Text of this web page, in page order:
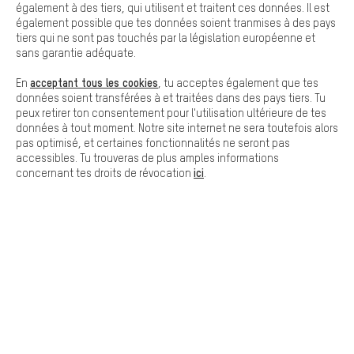
LIVRAISON RAPIDE
Les cookies de base garantissent que tu puisses utiliser les
fonctions de notre site web.
également à des tiers, qui utilisent et traitent ces données. Il est
également possible que tes données soient tranmises à des pays
tiers qui ne sont pas touchés par la législation européenne et
sans garantie adéquate.
En acceptant tous les cookies , tu acceptes également que tes
données soient transférées à et traitées dans des pays tiers. Tu
peux retirer ton consentement pour l'utilisation ultérieure de tes
données à tout moment. Notre site internet ne sera toutefois alors
pas optimisé, et certaines fonctionnalités ne seront pas
accessibles. Tu trouveras de plus amples informations
concernant tes droits de révocation ici